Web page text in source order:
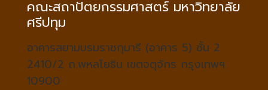
คณะสถาปัตยกรรมศาสตร์ มหาวิทยาลัย
ศรีปทุม
อาคารสยามบรมราชกุมารี (อาคาร 5) ชั้น 2
2410/2 ถ.พหลโยธิน เขตจตุจักร กรุงเทพฯ
10900